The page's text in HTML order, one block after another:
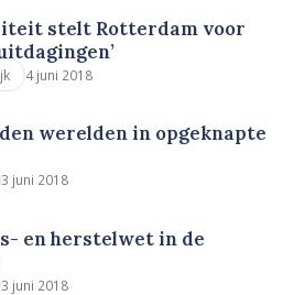
stelt Rotterdam voor
4 juni 2018
werelden in opgeknapte
3 juni 2018
en herstelwet in de
3 juni 2018